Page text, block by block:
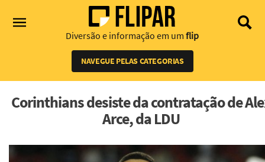
Diversão e informação em um flip
NAVEGUE PELAS CATEGORIAS
Corinthians desiste da contratação de
Arce, da LDU